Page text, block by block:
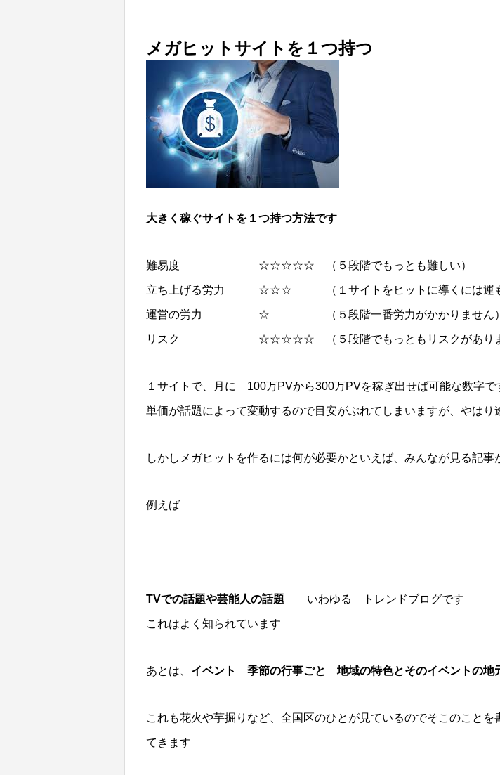
メガヒットサイトを１つ持つ
大きく稼ぐサイトを１つ持つ方法です
難易度 ☆☆☆☆☆ （５段階でもっとも難しい）
立ち上げる労力 ☆☆☆ （１サイトをヒットに導くには運も
運営の労力 ☆ （５段階一番労力がかかりません）
リスク ☆☆☆☆☆ （５段階でもっともリスクがありま
１サイトで、月に 100万PVから300万PVを稼ぎ出せば可能な数字で
単価が話題によって変動するので目安がぶれてしまいますが、やはり
しかしメガヒットを作るには何が必要かといえば、みんなが見る記事
例えば
TVでの話題や芸能人の話題 いわゆる トレンドブログです
これはよく知られています
あとは、 イベント 季節の行事ごと 地域の特色とそのイベントの地
これも花火や芋掘りなど、全国区のひとが見ているのでそこのことを
てきます